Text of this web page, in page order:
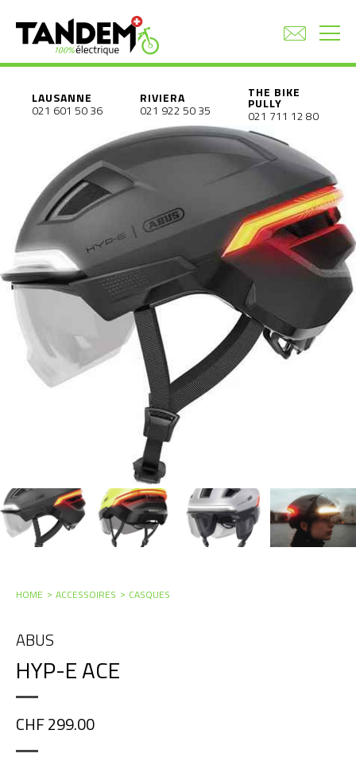
LAUSANNE
021 601 50 36
RIVIERA
021 922 50 35
THE BIKE
PULLY
021 711 12 80
HOME ACCESSOIRES CASQUES
ABUS
HYP-E ACE
CHF 299.00